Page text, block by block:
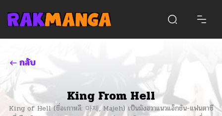
กลับ
King From Hell
King of Hell (ชื่อเกาหลี: 마제, Majeh) เป็นมังฮวาแนวแอ็กชัน-แฟนตาซี